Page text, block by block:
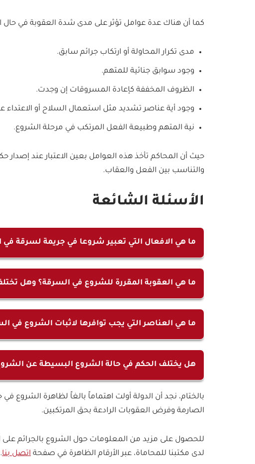
كما أن هناك عدة عوامل تؤثر على مدى شدة العقوبة في حال
مدى تكرار المحاولة أو ارتكاب جرائم سابق.
وجود سوابق جنائية للمتهم.
الظروف المخففة كإعادة المسروقات إن وجدت.
وجود أية عناصر تشديد مثل استعمال السلاح أو
نية المتهم وطبيعة الفعل المرتكب في مرحلة الشروع.
حيث أن المحاكم تأخذ هذه العوامل بعين الاعتبار عند
والتناسب بين الفعل والعقاب.
الأسئلة الشائعة
ما هي الافعال التي تعبير شروعا في جريمة لسرقة في
الدخول وسرقة محتوياته لكن يتم ضبطه قبل دخوله أو
ما هي العقوبة المقررة للشروع في السرقة؟ وهل
السرقة التامة.
ما هي العناصر التي يجب توافرها لاثبات الشروع في
لظروف خارجة.
هل يختلف الحكم في حالة الشروع البسيطة عن
بالشروع أخف من المشددة.
بالختام، نجد أن الدولة أولت اهتماماً بالغاً لظاهرة الشروع
الصارمة وفرض العقوبات الرادعة بحق المرتكبين.
للحصول على مزيد من المعلومات حول الشروع بالجرائم على
لدى مكتبنا للمحاماة، عبر الأرقام الظاهرة في صفحة اتصل بنا.